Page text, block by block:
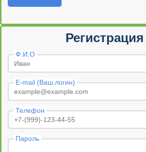
Регистрация
Ф.И.О
E-mail (Ваш логин)
Телефон
Пароль